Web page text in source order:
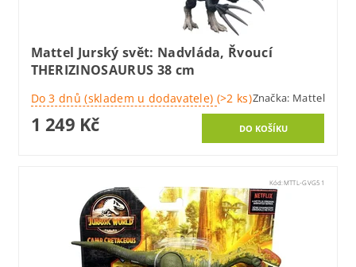
Mattel Jurský svět: Nadvláda, Řvoucí
THERIZINOSAURUS 38 cm
Do 3 dnů (skladem u dodavatele) (>2 ks)Značka: Mattel
1 249 Kč
Kód: MTTL-GVG51